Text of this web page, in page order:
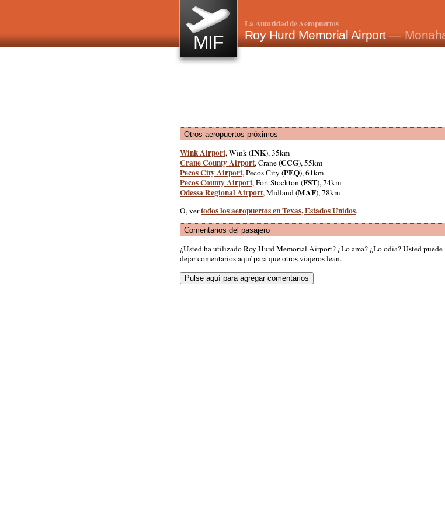
MIF
La Autoridad de Aeropuertos
Roy Hurd Memorial Airport—
Otros aeropuertos próximos
Wink Airport, Wink (INK), 35km
Crane County Airport, Crane (CCG), 55km
Pecos City Airport, Pecos City (PEQ), 61km
Pecos County Airport, Fort Stockton (FST), 74km
Odessa Regional Airport, Midland (MAF), 78km
O, vertodos los aeropuertos en Texas, Estados Unidos.
Comentarios del pasajero
¿Usted ha utilizado Roy Hurd Memorial Airport? ¿Lo ama? ¿Lo odia? Usted puede
dejar comentarios aquí para que otros viajeros lean.